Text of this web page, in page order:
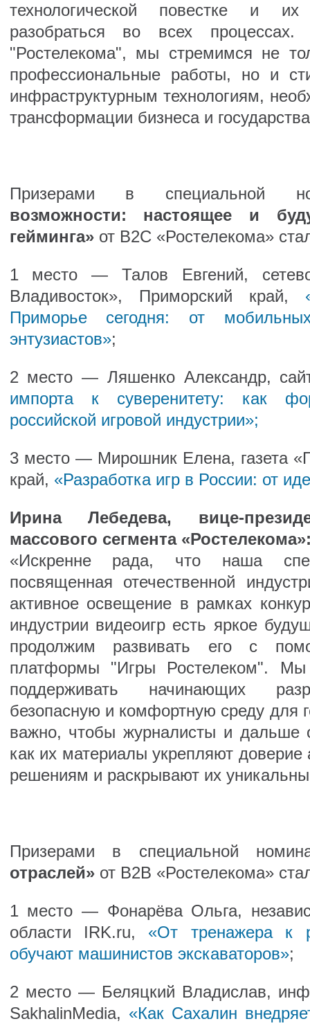
технологической повестке и
разобраться во всех процессах.
"Ростелекома", мы стремимся не
профессиональные работы, но и
инфраструктурным технологиям,
трансформации бизнеса и
Призерами в специальной
возможности: настоящее и
гейминга»от В2С «Ростелекома»
1 место — Талов Евгений,
Владивосток», Приморский край,
Приморье сегодня: от
энтузиастов»;
2 место — Ляшенко Александр,
импорта к суверенитету: как
российской игровой индустрии»;
3 место — Мирошник Елена, газета
край, «Разработка игр в России: от
Ирина Лебедева, вице-
массового сегмента
«Искренне рада, что наша
посвященная отечественной
активное освещение в рамках
индустрии видеоигр есть яркое
продолжим развивать его с
платформы "Игры Ростелеком".
поддерживать начинающих
безопасную и комфортную среду для
важно, чтобы журналисты и дальше
как их материалы укрепляют доверие
решениям и раскрывают их
Призерами в специальной
отраслей»от В2В «Ростелекома»
1 место — Фонарёва Ольга,
области IRK.ru, «От тренажера к
обучают машинистов экскаваторов»;
2 место — Беляцкий Владислав,
SakhalinMedia, «Как Сахалин